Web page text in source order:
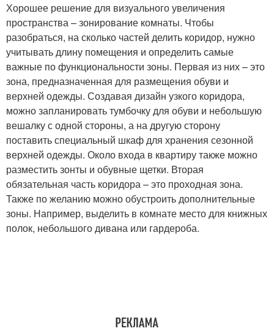
Хорошее решение для визуального увеличения
пространства – зонирование комнаты. Чтобы
разобраться, на сколько частей делить коридор, нужно
учитывать длину помещения и определить самые
важные по функциональности зоны. Первая из них – это
зона, предназначенная для размещения обуви и
верхней одежды. Создавая дизайн узкого коридора,
можно запланировать тумбочку для обуви и небольшую
вешалку с одной стороны, а на другую сторону
поставить специальный шкаф для хранения сезонной
верхней одежды. Около входа в квартиру также можно
разместить зонты и обувные щетки. Вторая
обязательная часть коридора – это проходная зона.
Также по желанию можно обустроить дополнительные
зоны. Например, выделить в комнате место для книжных
полок, небольшого дивана или гардероба.